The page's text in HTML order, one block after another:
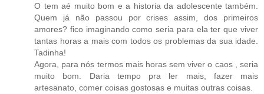
O tem aé muito bom e a historia da adolescente também.
Quem já não passou por crises assim, dos primeiros
amores? fico imaginando como seria para ela ter que viver
tantas horas a mais com todos os problemas da sua idade.
Tadinha!
Agora, para nós termos mais horas sem viver o caos , seria
muito bom. Daria tempo pra ler mais, fazer mais
artesanato, comer coisas gostosas e muitas outras coisas.